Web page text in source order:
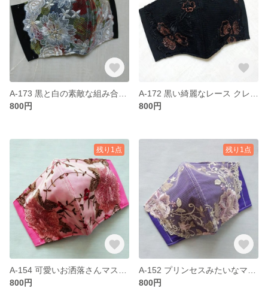
800円
800円
残り1点
800円
残り1点
800円